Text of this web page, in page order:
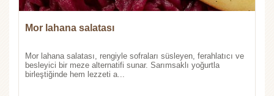
Mor lahana salatası
Mor lahana salatası, rengiyle sofraları süsleyen, ferahlatıcı ve
besleyici bir meze alternatifi sunar. Sarımsaklı yoğurtla
birleştiğinde hem lezzeti a...